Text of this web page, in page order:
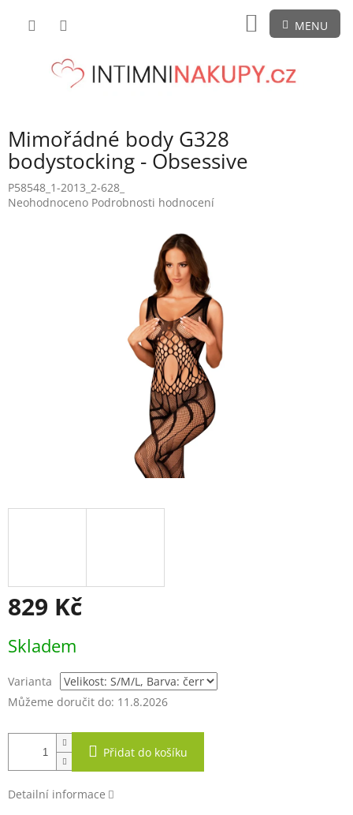
NÁKUPNÍ
KOŠÍK
Mimořádné body G328
bodystocking - Obsessive
P58548_1-2013_2-628_
Průměrné
Neohodnoceno Podrobnosti hodnocení
829 Kč
cena:
Skladem
Varianta
Můžeme doručit do: 11.8.2026
Přidat do košíku
Detailní informace